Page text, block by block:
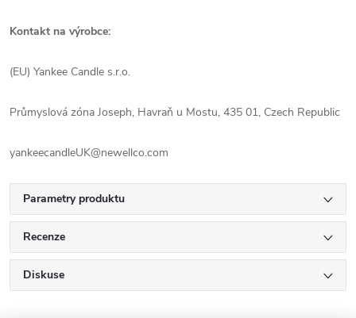
Kontakt na výrobce:
(EU) Yankee Candle s.r.o.
Průmyslová zóna Joseph, Havraň u Mostu, 435 01, Czech Republic
yankeecandleUK@newellco.com
Parametry produktu
Recenze
Diskuse